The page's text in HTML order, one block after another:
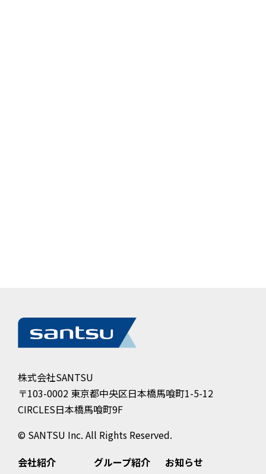
株式会社SANTSU
〒103-0002 東京都中央区日本橋馬喰町1-5-12
CIRCLES日本橋馬喰町9F
© SANTSU Inc. All Rights Reserved.
会社紹介
グループ紹介 お知らせ